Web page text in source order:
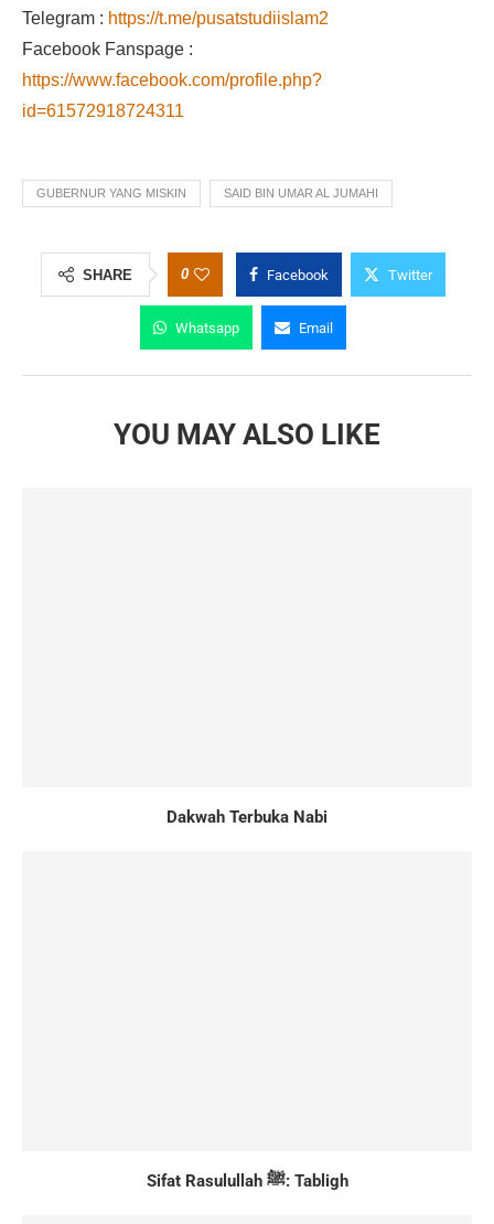
Telegram : https://t.me/pusatstudiislam2
Facebook Fanspage :
https://www.facebook.com/profile.php?
id=61572918724311
GUBERNUR YANG MISKIN SAID BIN UMAR AL JUMAHI
SHARE 0 Facebook Twitter
Whatsapp Email
YOU MAY ALSO LIKE
Dakwah Terbuka Nabi
Sifat Rasulullah ﷺ: Tabligh